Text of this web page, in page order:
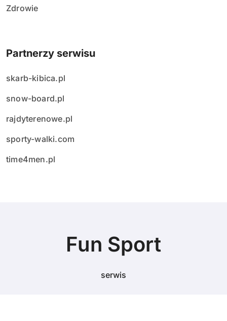
Zdrowie
Partnerzy serwisu
skarb-kibica.pl
snow-board.pl
rajdyterenowe.pl
sporty-walki.com
time4men.pl
Fun Sport
serwis